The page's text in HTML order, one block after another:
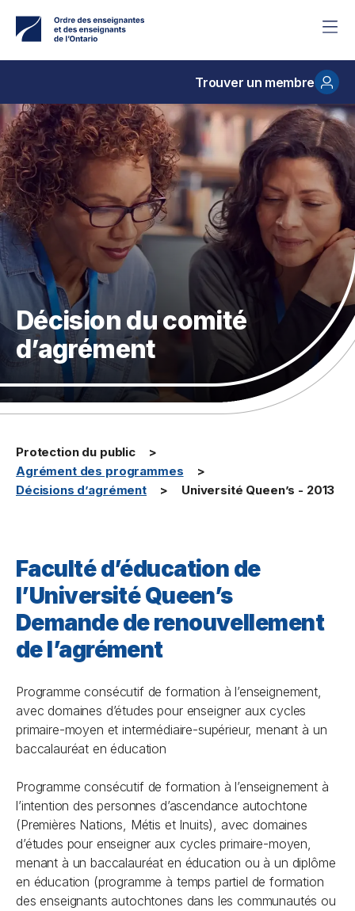
contenu
Trouver un membre
Décision du comité
d’agrément
Protection du public
Agrément des programmes
Décisions d’agrément
Université Queen’s - 2013
Faculté d’éducation de
l’Université Queen’s
Demande de renouvellement
de l’agrément
Programme consécutif de formation à l’enseignement,
avec domaines d’études pour enseigner aux cycles
primaire-moyen et intermédiaire-supérieur, menant à un
baccalauréat en éducation
Programme consécutif de formation à l’enseignement à
l’intention des personnes d’ascendance autochtone
(Premières Nations, Métis et Inuits), avec domaines
d’études pour enseigner aux cycles primaire-moyen,
menant à un baccalauréat en éducation ou à un diplôme
en éducation (programme à temps partiel de formation
des enseignants autochtones dans les communautés ou